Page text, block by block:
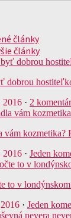
články
články
dobrou
2016 · 2
vám kozmetika?
2016 · Jeden
to v
· Jeden